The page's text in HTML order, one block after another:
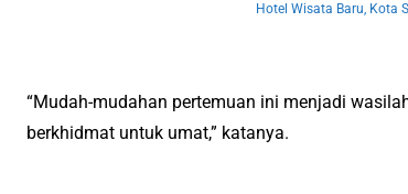
Hotel Wisata Baru, Kota
“Mudah-mudahan pertemuan ini menjadi
berkhidmat untuk umat,” katanya.